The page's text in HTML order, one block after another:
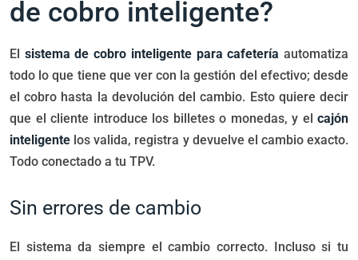
de cobro inteligente?
El sistema de cobro inteligente para cafetería automatiza
todo lo que tiene que ver con la gestión del efectivo; desde
el cobro hasta la devolución del cambio. Esto quiere decir
que el cliente introduce los billetes o monedas, y el cajón
inteligente los valida, registra y devuelve el cambio exacto.
Todo conectado a tu TPV.
Sin errores de cambio
El sistema da siempre el cambio correcto. Incluso si tu